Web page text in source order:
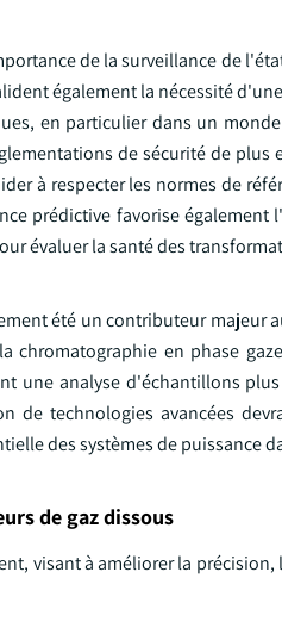
de la surveillance de
également la nécessité
en particulier dans un
de sécurité de
à respecter les normes de
prédictive favorise également
évaluer la santé des
été un contributeur majeur
chromatographie en phase
une analyse d'échantillons
de technologies avancées
des systèmes de puissance
de gaz dissous
visant à améliorer la